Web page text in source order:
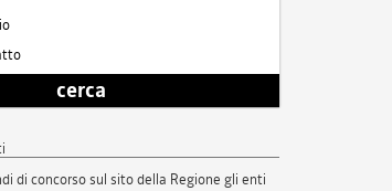
cerca
di concorso sul sito della Regione gli enti